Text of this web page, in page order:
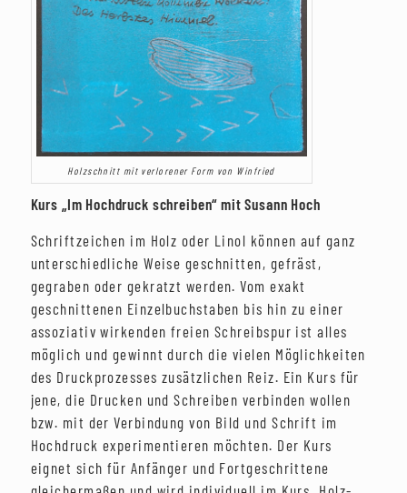
Holzschnitt mit verlorener Form von Winfried
Kurs „Im Hochdruck schreiben“ mit Susann Hoch
Schriftzeichen im Holz oder Linol können auf ganz
unterschiedliche Weise geschnitten, gefräst,
gegraben oder gekratzt werden. Vom exakt
geschnittenen Einzelbuchstaben bis hin zu einer
assoziativ wirkenden freien Schreibspur ist alles
möglich und gewinnt durch die vielen Möglichkeiten
des Druckprozesses zusätzlichen Reiz. Ein Kurs für
jene, die Drucken und Schreiben verbinden wollen
bzw. mit der Verbindung von Bild und Schrift im
Hochdruck experimentieren möchten. Der Kurs
eignet sich für Anfänger und Fortgeschrittene